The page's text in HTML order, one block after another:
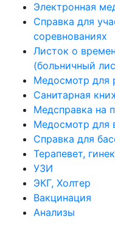
Электронная
Справка для
соревнованиях
Листок о
(больничный
Медосмотр для
Санитарная
Медсправка на
Медосмотр для
Справка для
Терапевет,
УЗИ
ЭКГ, Холтер
Вакцинация
Анализы